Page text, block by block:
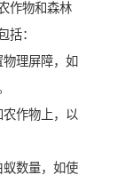
作物和森林
括：
理屏障，如
作物上，以
数量，如使